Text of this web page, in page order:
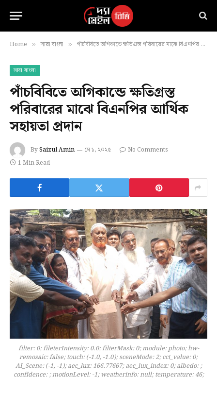
Home » সারা বাংলা » পাঁচবিবিতে অগিকান্ডে ক্ষতিগ্রস্ত পরিবারের মাঝে বিএনপির আর্থিক সহায়তা প্রদান
সারা বাংলা
পাঁচবিবিতে অগিকান্ডে ক্ষতিগ্রস্ত
পরিবারের মাঝে বিএনপির আর্থিক
সহায়তা প্রদান
BySaizul Amin মে ১, ২০২৫
No Comments
1 Min Read
filter: 0; fileterIntensity: 0.0; filterMask: 0; module: photo; hw-
remosaic: false; touch: (-1.0, -1.0); sceneMode: 2; cct_value: 0;
AI_Scene: (-1, -1); aec_lux: 166.77667; aec_lux_index: 0; albedo: ;
confidence: ; motionLevel: -1; weatherinfo: null; temperature: 46;